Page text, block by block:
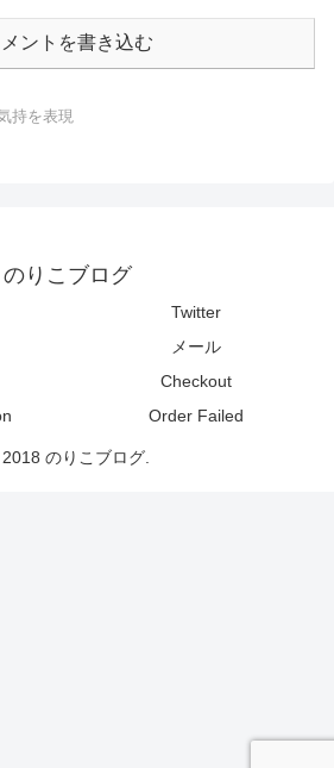
ントを書き込む
持を表現
のりこブログ
Twitter
メール
Checkout
Order Failed
のりこブログ.